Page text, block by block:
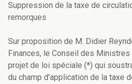
Suppression de la taxe de
remorques
Sur proposition de M. Didier
Finances, le Conseil des Ministres
projet de loi spéciale (*) qui
du champ d'application de la taxe